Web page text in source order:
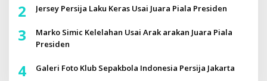
2 Jersey Persija Laku Keras Usai Juara Piala Presiden
3
Marko Simic Kelelahan Usai Arak arakan Juara Piala
Presiden
4 Galeri Foto Klub Sepakbola Indonesia Persija Jakarta